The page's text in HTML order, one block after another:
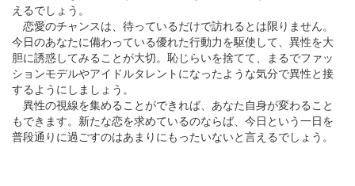
えるでしょう。
恋愛のチャンスは、待っているだけで訪れるとは限りません。
今日のあなたに備わっている優れた行動力を駆使して、異性を大
胆に誘惑してみることが大切。恥じらいを捨てて、まるでファッ
ションモデルやアイドルタレントになったような気分で異性と接
するようにしましょう。
異性の視線を集めることができれば、あなた自身が変わること
もできます。新たな恋を求めているのならば、今日という一日を
普段通りに過ごすのはあまりにもったいないと言えるでしょう。